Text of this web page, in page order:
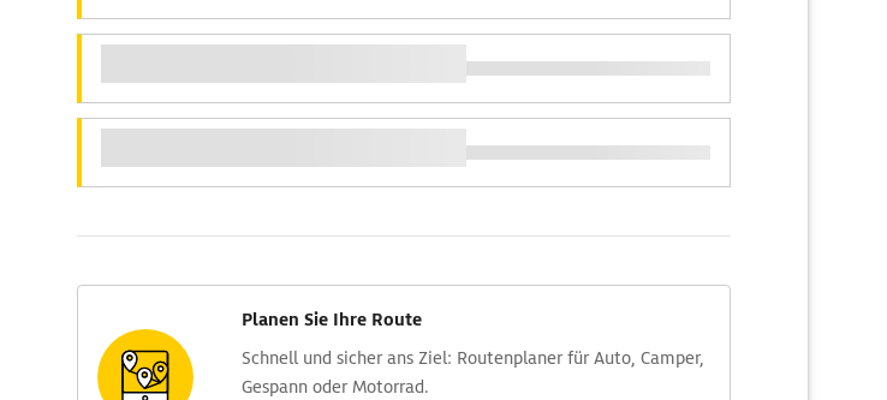
Planen Sie Ihre Route
Schnell und sicher ans Ziel: Routen­planer für Auto, Camper,
Gespann oder Motorrad.